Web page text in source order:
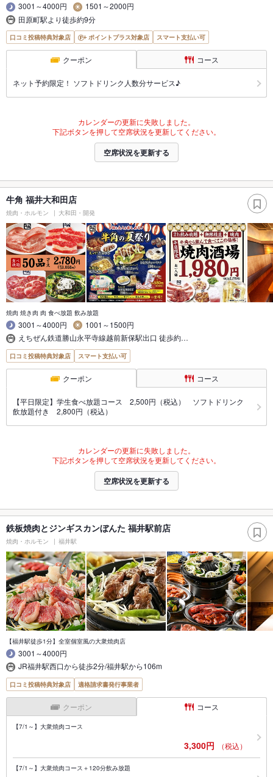
3001～4000円
1501～2000円
田原町駅より徒歩約9分
口コミ投稿特典対象店 ポイントプラス対象店 スマート支払い可
クーポン コース
ネット予約限定！ ソフトドリンク人数分サービス♪
カレンダーの更新に失敗しました。
下記ボタンを押して空席状況を更新してください。
空席状況を更新する
牛角 福井大和田店
焼肉・ホルモン 大和田・開発
焼肉 焼き肉 肉 食べ放題 飲み放題
3001～4000円
1001～1500円
えちぜん鉄道勝山永平寺線越前新保駅出口 徒歩約…
口コミ投稿特典対象店 スマート支払い可
クーポン コース
【平日限定】学生食べ放題コース 2,500円（税込） ソフトドリンク
飲放題付き 2,800円（税込）
カレンダーの更新に失敗しました。
下記ボタンを押して空席状況を更新してください。
空席状況を更新する
鉄板焼肉とジンギスカンぼんた 福井駅前店
焼肉・ホルモン 福井駅
【福井駅徒歩1分】全室個室風の大衆焼肉店
3001～4000円
JR福井駅西口から徒歩2分/福井駅から106m
口コミ投稿特典対象店 適格請求書発行事業者
クーポン コース
【7/1～】大衆焼肉コース
3,300円 （税込）
【7/1～】大衆焼肉コース＋120分飲み放題